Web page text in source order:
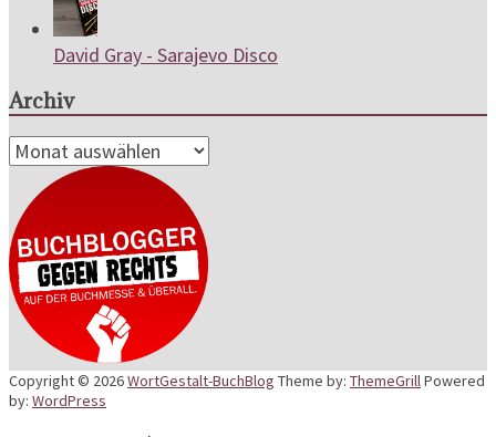
David Gray - Sarajevo Disco
Archiv
Archiv
Copyright © 2026WortGestalt-BuchBlog Theme by: ThemeGrillPowered
by: WordPress